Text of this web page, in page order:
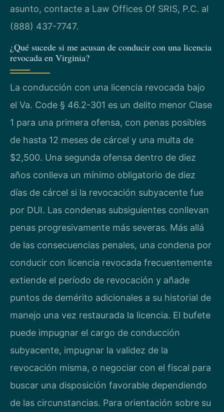
asunto, contacte a Law Offices Of SRIS, P.C. al
(888) 437-7747.
¿Qué sucede si me acusan de conducir con una licencia
revocada en Virginia?
La conducción con una licencia revocada bajo
el Va. Code § 46.2-301 es un delito menor Clase
1 para una primera ofensa, con penas posibles
de hasta 12 meses de cárcel y una multa de
$2,500. Una segunda ofensa dentro de diez
años conlleva un mínimo obligatorio de diez
días de cárcel si la revocación subyacente fue
por DUI. Las condenas subsiguientes conllevan
penas progresivamente más severas. Más allá
de las consecuencias penales, una condena por
conducir con licencia revocada frecuentemente
extiende el período de revocación y añade
puntos de demérito adicionales a su historial de
manejo una vez restaurada la licencia. El bufete
puede impugnar el cargo de conducción
subyacente, impugnar la validez de la
revocación misma, o negociar con el fiscal para
buscar una disposición favorable dependiendo
de las circunstancias. Para orientación sobre su